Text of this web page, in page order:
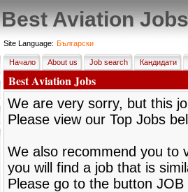
Best Aviation Jobs
Site Language: Български
Начало About us Job search Кандидати
Best Aviation Jobs
We are very sorry, but this
Please view our Top Jobs
We also recommend you to
you will find a job that is
Please go to the button